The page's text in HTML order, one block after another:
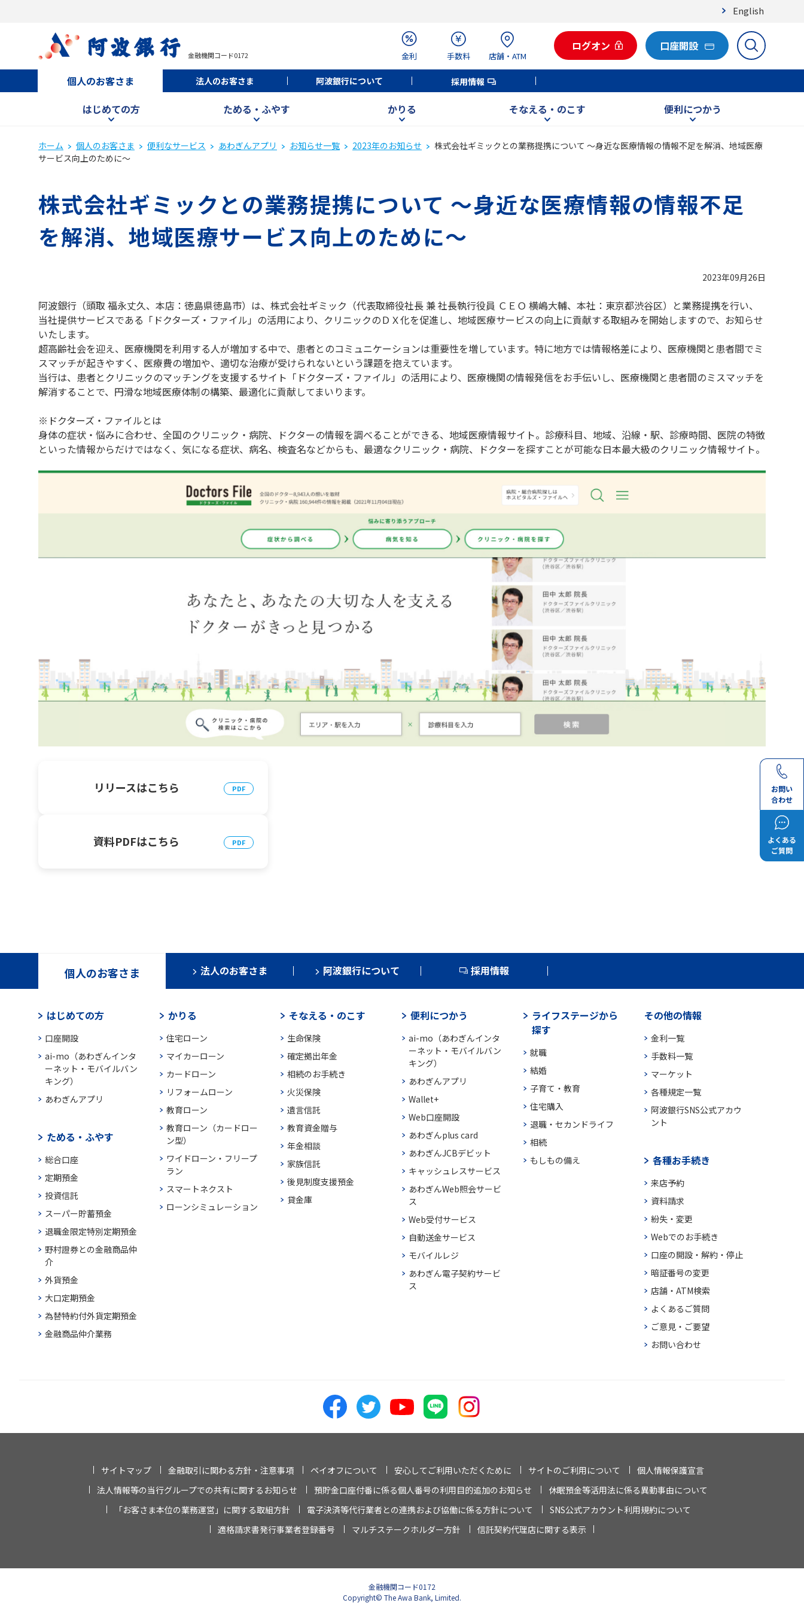
English
金融機関コード0172 金利 手数料 店舗・ATM
ログオン 口座開設
個人のお客さま 法人のお客さま 阿波銀行について 採用情報
はじめての方 ためる・ふやす かりる そなえる・のこす 便利につかう
お問い
合わせ
よくある
ご質問
ホーム 個人のお客さま 便利なサービス あわぎんアプリ お知らせ一覧 2023年のお知らせ
株式会社ギミックとの業務提携について ～身近な医療情報の情報不足を解消、地域医療
サービス向上のために～
株式会社ギミックとの業務提携について ～身近な医療情報の情報不足
を解消、地域医療サービス向上のために～
2023年09月26日
阿波銀行（頭取 福永丈久、本店：徳島県徳島市）は、株式会社ギミック（代表取締役社長 兼 社長執行役員 ＣＥＯ 横嶋大輔、本社：東京都渋谷区）と業務提携を行い、
当社提供サービスである「ドクターズ・ファイル」の活用により、クリニックのＤＸ化を促進し、地域医療サービスの向上に貢献する取組みを開始しますので、お知らせ
いたします。
超高齢社会を迎え、医療機関を利用する人が増加する中で、患者とのコミュニケーションは重要性を増しています。特に地方では情報格差により、医療機関と患者間でミ
スマッチが起きやすく、医療費の増加や、適切な治療が受けられないという課題を抱えています。
当行は、患者とクリニックのマッチングを支援するサイト「ドクターズ・ファイル」の活用により、医療機関の情報発信をお手伝いし、医療機関と患者間のミスマッチを
解消することで、円滑な地域医療体制の構築、最適化に貢献してまいります。
※ドクターズ・ファイルとは
身体の症状・悩みに合わせ、全国のクリニック・病院、ドクターの情報を調べることができる、地域医療情報サイト。診療科目、地域、沿線・駅、診療時間、医院の特徴
といった情報からだけではなく、気になる症状、病名、検査名などからも、最適なクリニック・病院、ドクターを探すことが可能な日本最大級のクリニック情報サイト。
リリースはこちら
資料PDFはこちら
個人のお客さま 法人のお客さま 阿波銀行について 採用情報
はじめての方
口座開設
ai-mo（あわぎんインタ
ーネット・モバイルバン
キング）
あわぎんアプリ
ためる・ふやす
総合口座
定期預金
投資信託
スーパー貯蓄預金
退職金限定特別定期預金
野村證券との金融商品仲
介
外貨預金
大口定期預金
為替特約付外貨定期預金
金融商品仲介業務
かりる
住宅ローン
マイカーローン
カードローン
リフォームローン
教育ローン
教育ローン（カードロー
ン型）
ワイドローン・フリープ
ラン
スマートネクスト
ローンシミュレーション
そなえる・のこす
生命保険
確定拠出年金
相続のお手続き
火災保険
遺言信託
教育資金贈与
年金相談
家族信託
後見制度支援預金
貸金庫
便利につかう
ai-mo（あわぎんインタ
ーネット・モバイルバン
キング）
あわぎんアプリ
Wallet+
Web口座開設
あわぎんplus card
あわぎんJCBデビット
キャッシュレスサービス
あわぎんWeb照会サービ
ス
Web受付サービス
自動送金サービス
モバイルレジ
あわぎん電子契約サービ
ス
ライフステージから
探す
就職
結婚
子育て・教育
住宅購入
退職・セカンドライフ
相続
もしもの備え
その他の情報
金利一覧
手数料一覧
マーケット
各種規定一覧
阿波銀行SNS公式アカウ
ント
各種お手続き
来店予約
資料請求
紛失・変更
Webでのお手続き
口座の開設・解約・停止
暗証番号の変更
店舗・ATM検索
よくあるご質問
ご意見・ご要望
お問い合わせ
サイトマップ 金融取引に関わる方針・注意事項 ペイオフについて 安心してご利用いただくために サイトのご利用について
個人情報保護宣言
法人情報等の当行グループでの共有に関するお知らせ
預貯金口座付番に係る個人番号の利用目的追加のお知らせ
休眠預金等活用法に係る異動事由について
「お客さま本位の業務運営」に関する取組方針
電子決済等代行業者との連携および協働に係る方針について
SNS公式アカウント利用規約について
適格請求書発行事業者登録番号
マルチステークホルダー方針 信託契約代理店に関する表示
金融機関コード0172
Copyright© The Awa Bank, Limited.